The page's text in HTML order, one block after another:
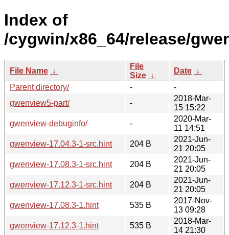
Index of
/cygwin/x86_64/release/
File Name ↓
File
Size ↓
Date ↓
Parent directory/
-
-
gwenview5-part/
-
2018-Mar-
15 15:22
gwenview-debuginfo/
-
2020-Mar-
11 14:51
gwenview-17.04.3-1-src.hint
204 B
2021-Jun-
21 20:05
gwenview-17.08.3-1-src.hint
204 B
2021-Jun-
21 20:05
gwenview-17.12.3-1-src.hint
204 B
2021-Jun-
21 20:05
gwenview-17.08.3-1.hint
535 B
2017-Nov-
13 09:28
gwenview-17.12.3-1.hint
535 B
2018-Mar-
14 21:30